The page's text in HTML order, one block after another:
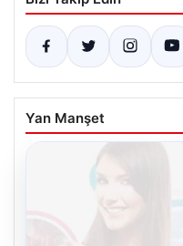
Yan Manşet